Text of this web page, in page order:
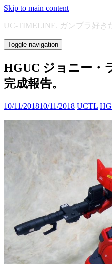
Skip to main content
UC-TIMELINE. ガンプラ好き
Toggle navigation
HGUC ジョニー・
完成報告。
10/11/201810/11/2018 UCTL